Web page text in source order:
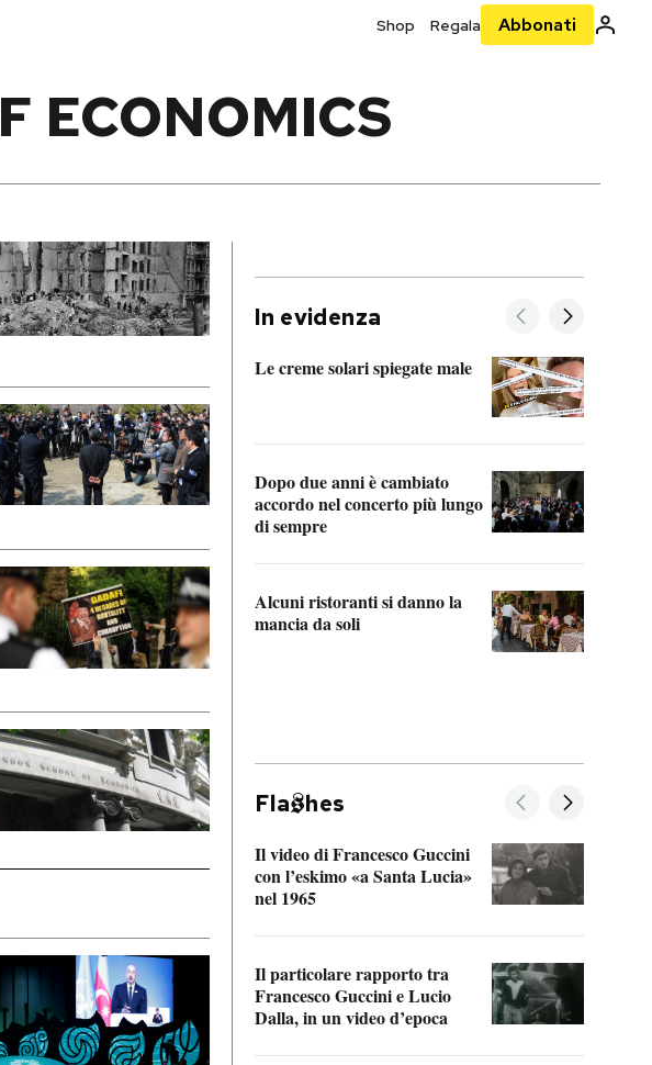
Shop Regala Abbonati
ECONOMICS
In evidenza
Le creme solari spiegate male
Dopo due anni è cambiato
accordo nel concerto più lungo
di sempre
Alcuni ristoranti si danno la
mancia da soli
Fla hes
Il video di Francesco Guccini
con l’eskimo «a Santa Lucia»
nel 1965
Il particolare rapporto tra
Francesco Guccini e Lucio
Dalla, in un video d’epoca